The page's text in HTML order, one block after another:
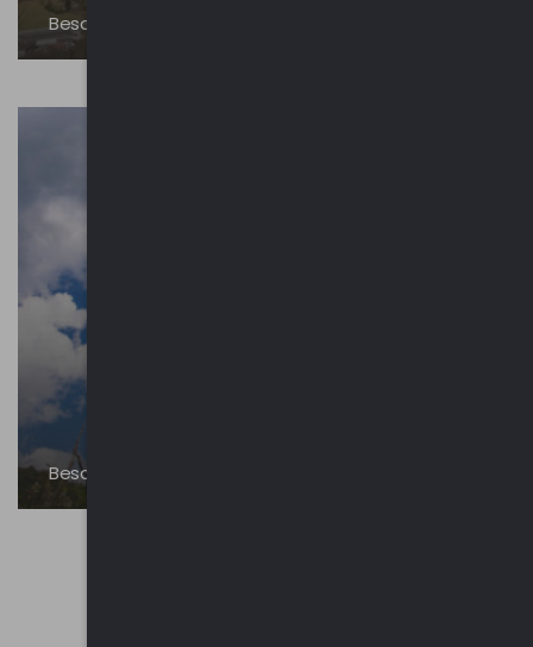
Besano - Sentiero e Rio Ponticelli
Besano - Vedute panoramiche